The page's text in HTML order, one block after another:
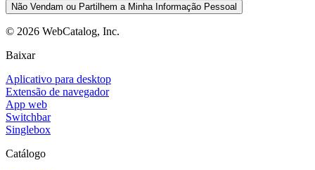
Não Vendam ou Partilhem a Minha Informação Pessoal
© 2026 WebCatalog, Inc.
Baixar
Aplicativo para desktop
Extensão de navegador
App web
Switchbar
Singlebox
Catálogo